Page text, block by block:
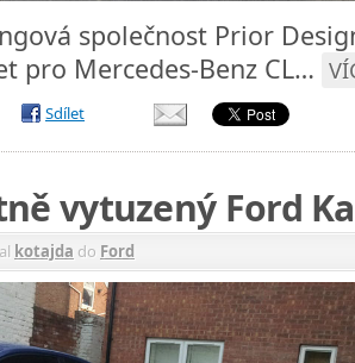
společnost Prior
pro Mercedes-Benz CL…
Sdílet
vytuzený Ford Ka
kotajda do Ford